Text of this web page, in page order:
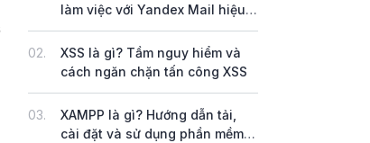
làm việc với Yandex Mail hiệu
quả
02.
XSS là gì? Tầm nguy hiểm và
cách ngăn chặn tấn công XSS
03.
XAMPP là gì? Hướng dẫn tải,
cài đặt và sử dụng phần mềm